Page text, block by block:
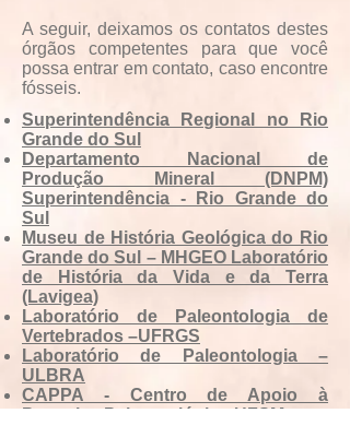
A seguir, deixamos os contatos destes
órgãos competentes para que você
possa entrar em contato, caso encontre
fósseis.
Superintendência Regional no Rio
Grande do Sul
Departamento Nacional de
Produção Mineral (DNPM)
Superintendência - Rio Grande do
Sul
Museu de História Geológica do Rio
Grande do Sul – MHGEO Laboratório
de História da Vida e da Terra
(Lavigea)
Laboratório de Paleontologia de
Vertebrados –UFRGS
Laboratório de Paleontologia –
ULBRA
CAPPA - Centro de Apoio à
Pesquisa Paleontológica-UFSM